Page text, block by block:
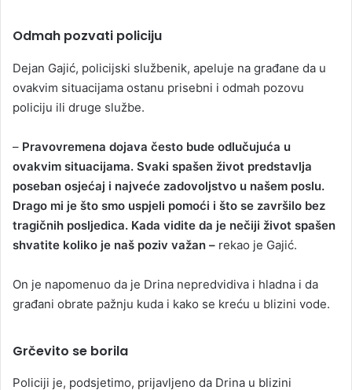
Odmah pozvati policiju
Dejan Gajić, policijski službenik, apeluje na građane da u
ovakvim situacijama ostanu prisebni i odmah pozovu
policiju ili druge službe.
– Pravovremena dojava često bude odlučujuća u
ovakvim situacijama. Svaki spašen život predstavlja
poseban osjećaj i najveće zadovoljstvo u našem poslu.
Drago mi je što smo uspjeli pomoći i što se završilo bez
tragičnih posljedica. Kada vidite da je nečiji život spašen
shvatite koliko je naš poziv važan – rekao je Gajić.
On je napomenuo da je Drina nepredvidiva i hladna i da
građani obrate pažnju kuda i kako se kreću u blizini vode.
Grčevito se borila
Policiji je, podsjetimo, prijavljeno da Drina u blizini